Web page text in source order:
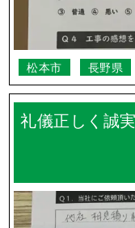
松本市 長野県
礼儀正しく誠